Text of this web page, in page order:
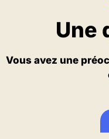
Une
Vous avez une